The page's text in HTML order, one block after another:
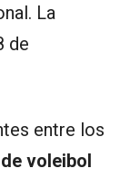
La
de
entre los
voleibol